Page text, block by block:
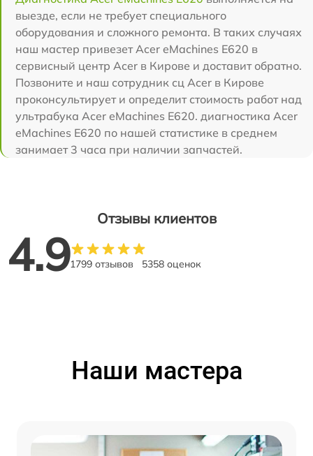
выезде, если не требует специального
оборудования и сложного ремонта. В таких случаях
наш мастер привезет Acer eMachines E620 в
сервисный центр Acer в Кирове и доставит обратно.
Позвоните и наш сотрудник сц Acer в Кирове
проконсультирует и определит стоимость работ над
ультрабука Acer eMachines E620. диагностика Acer
eMachines E620 по нашей статистике в среднем
занимает 3 часа при наличии запчастей.
Отзывы клиентов
4.91799 отзывов 5358 оценок
Наши мастера